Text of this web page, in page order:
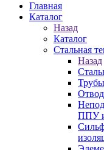
Главная
Каталог
Назад
Каталог
Стальная
Назад
ППУ